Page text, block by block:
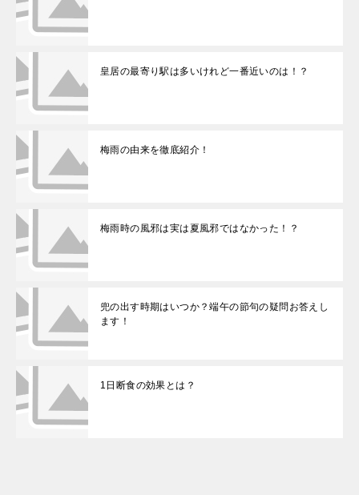
皇居の最寄り駅は多いけれど一番近いのは！？
梅雨の由来を徹底紹介！
梅雨時の風邪は実は夏風邪ではなかった！？
兜の出す時期はいつか？端午の節句の疑問お答えし
ます！
1日断食の効果とは？